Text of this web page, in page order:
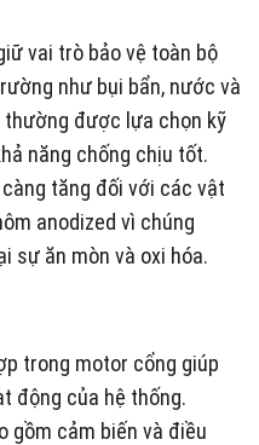
vai trò bảo vệ toàn bộ
như bụi bẩn, nước và
được lựa chọn kỹ
năng chống chịu tốt.
tăng đối với các vật
anodized vì chúng
sự ăn mòn và oxi hóa.
trong motor cổng giúp
động của hệ thống.
gồm cảm biến và điều